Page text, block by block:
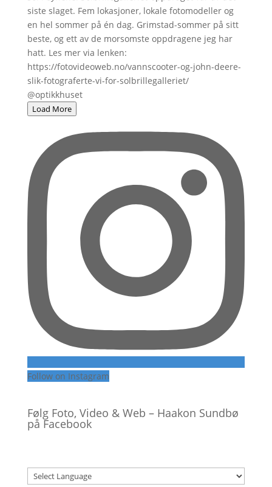
Load More
Follow on Instagram
Følg Foto, Video & Web – Haakon Sundbø
på Facebook